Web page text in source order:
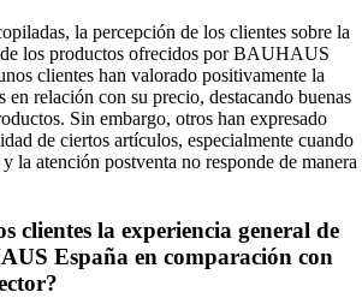
la percepción de los clientes sobre la
los productos ofrecidos por BAUHAUS
clientes han valorado positivamente la
en relación con su precio, destacando buenas
Sin embargo, otros han expresado
de ciertos artículos, especialmente cuando
la atención postventa no responde de manera
clientes la experiencia general de
España en comparación con